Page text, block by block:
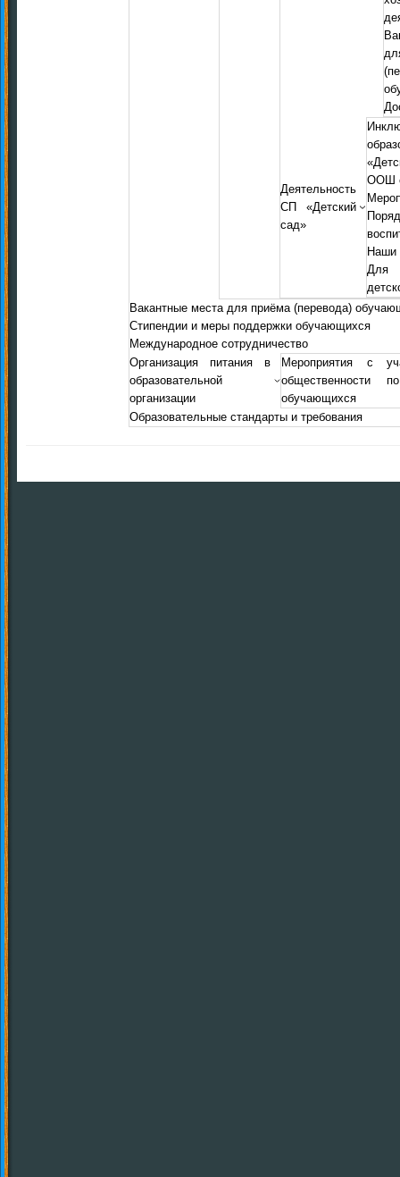
Деятельность
СП «Детский
сад»
ООШ
Наши
Для
Вакантные места для приёма (перевода)
Стипендии и меры поддержки обучающихся
Международное сотрудничество
Организация питания в
образовательной
организации
Мероприятия с
общественности
обучающихся
Образовательные стандарты и требования